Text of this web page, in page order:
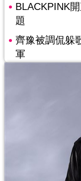
BLACKPINK
題
齊豫被調侃躲
軍